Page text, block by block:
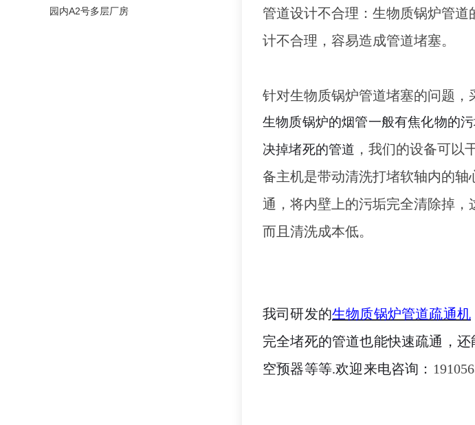
园内A2号多层厂房
管道设计不合理：生物质锅炉管
计不合理，容易造成管道堵塞。
针对生物质锅炉管道堵塞的问题，
生物质锅炉的烟管一般有焦化物的
决掉堵死的管道 ，我们的设备可以
备主机是带动清洗打堵软轴内的
通，将内壁上的污垢完全清除掉，
而且清洗成本低。
我司研发的生物质锅炉管道疏通机
完全堵死的管道也能快速疏通，
空预器等等.欢迎来电咨询：